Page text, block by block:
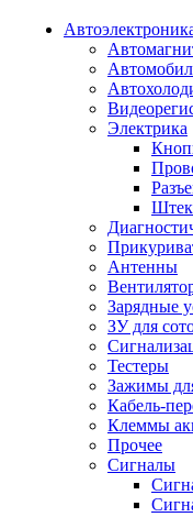
Электрика
Антенны
Зарядные
ЗУ для
Тестеры
Зажимы
Кабель-
Клеммы
Прочее
Сигналы